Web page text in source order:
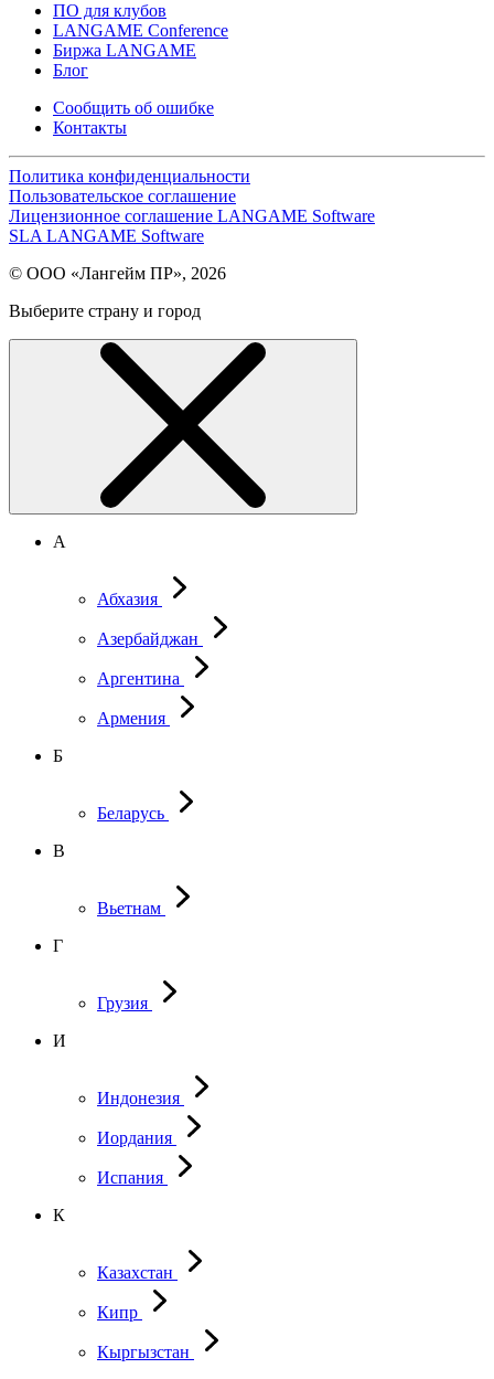
ПО для клубов
LANGAME Conference
Биржа LANGAME
Блог
Сообщить об ошибке
Контакты
Политика конфиденциальности
Пользовательское соглашение
Лицензионное соглашение LANGAME Software
SLA LANGAME Software
© ООО «Лангейм ПР», 2026
Выберите страну и город
А
Абхазия
Азербайджан
Аргентина
Армения
Б
Беларусь
В
Вьетнам
Г
Грузия
И
Индонезия
Иордания
Испания
К
Казахстан
Кипр
Кыргызстан